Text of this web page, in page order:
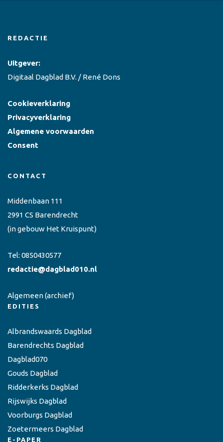
REDACTIE
Uitgever:
Digitaal Dagblad B.V. / René Dons
Cookieverklaring
Privacyverklaring
Algemene voorwaarden
Consent
CONTACT
Middenbaan 111
2991 CS Barendrecht
(in gebouw Het Kruispunt)
Tel: 0850430577
redactie@dagblad010.nl
Algemeen(archief)
EDITIES
Albrandswaards Dagblad
Barendrechts Dagblad
Dagblad070
Gouds Dagblad
Ridderkerks Dagblad
Rijswijks Dagblad
Voorburgs Dagblad
Zoetermeers Dagblad
E-PAPER